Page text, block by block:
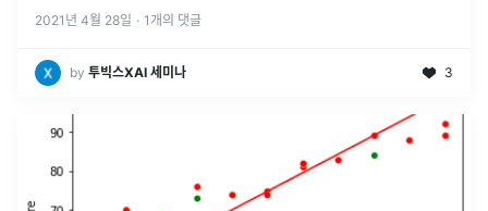
2021년 4월 28일 · 1 개의 댓글
by 투빅스XAI 세미나 3